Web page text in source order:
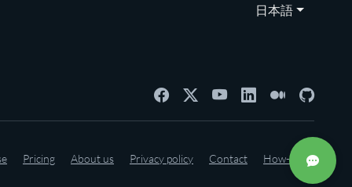
日本語
Pricing About us Privacy policy Contact How-to's